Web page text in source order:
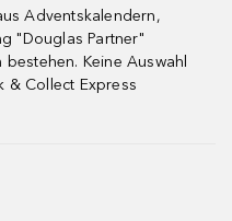
Adventskalendern,
"Douglas Partner"
Keine Auswahl
& Collect Express